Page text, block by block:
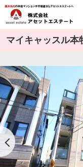
マイキャッスル本